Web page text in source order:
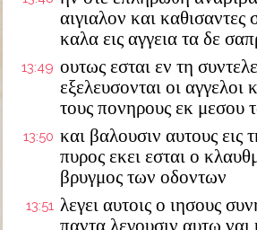
αιγιαλον και καθισαντες
καλα εις αγγεια τα δε
13:49 ουτως εσται εν τη
εξελευσονται οι αγγελοι
τους πονηρους εκ μεσου
13:50 και βαλουσιν αυτους εις
πυρος εκει εσται ο
βρυγμος των οδοντων
13:51 λεγει αυτοις ο ιησους
παντα λεγουσιν αυτω ναι